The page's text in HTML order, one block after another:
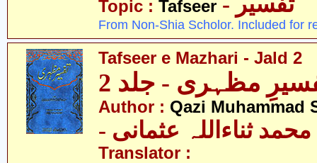
Topic : Tafseer
From Non-Shia Scholor. Included for
Tafseer e Mazhari - Jald 2
مظہری - جلد 2
Author : Qazi Muhammad
ثناءاللہ عثمانی
Translator :